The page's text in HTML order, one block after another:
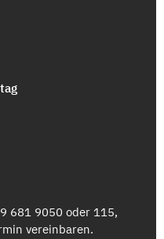
681 9050 oder 115,
vereinbaren.